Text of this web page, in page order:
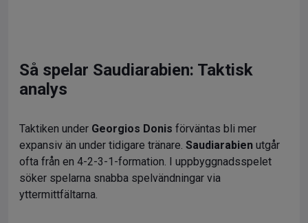
Så spelar Saudiarabien: Taktisk
analys
Taktiken under Georgios Donis förväntas bli mer
expansiv än under tidigare tränare. Saudiarabien utgår
ofta från en 4-2-3-1-formation. I uppbyggnadsspelet
söker spelarna snabba spelvändningar via
yttermittfältarna.